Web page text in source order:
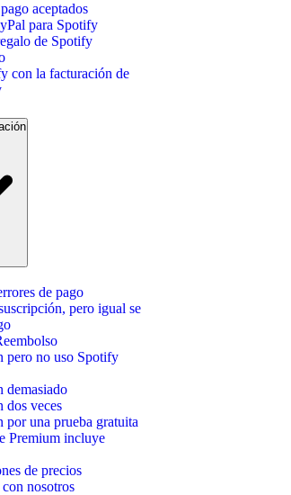
aceptados
para Spotify
de Spotify
con la facturación de
de pago
pero igual se
pero no uso Spotify
demasiado
dos veces
por una prueba gratuita
Premium incluye
de precios
nosotros